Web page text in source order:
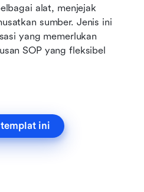
alat, menjejak
sumber. Jenis ini
yang memerlukan
SOP yang fleksibel
ini